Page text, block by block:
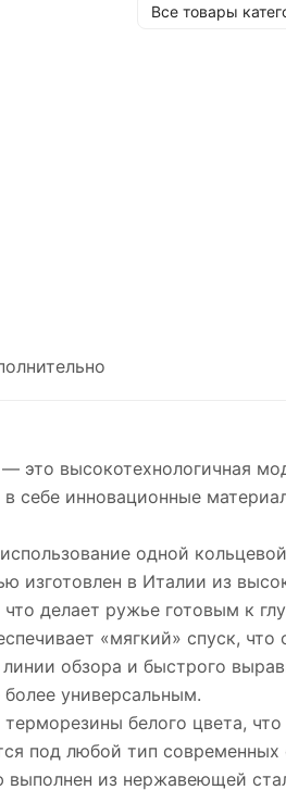
Все товары
это высокотехнологичная
себе инновационные
одной
изготовлен в Италии из
делает ружье готовым к
«мягкий» спуск, что
обзора и быстрого
универсальным.
белого цвета,
под любой тип
выполнен из нержавеющей